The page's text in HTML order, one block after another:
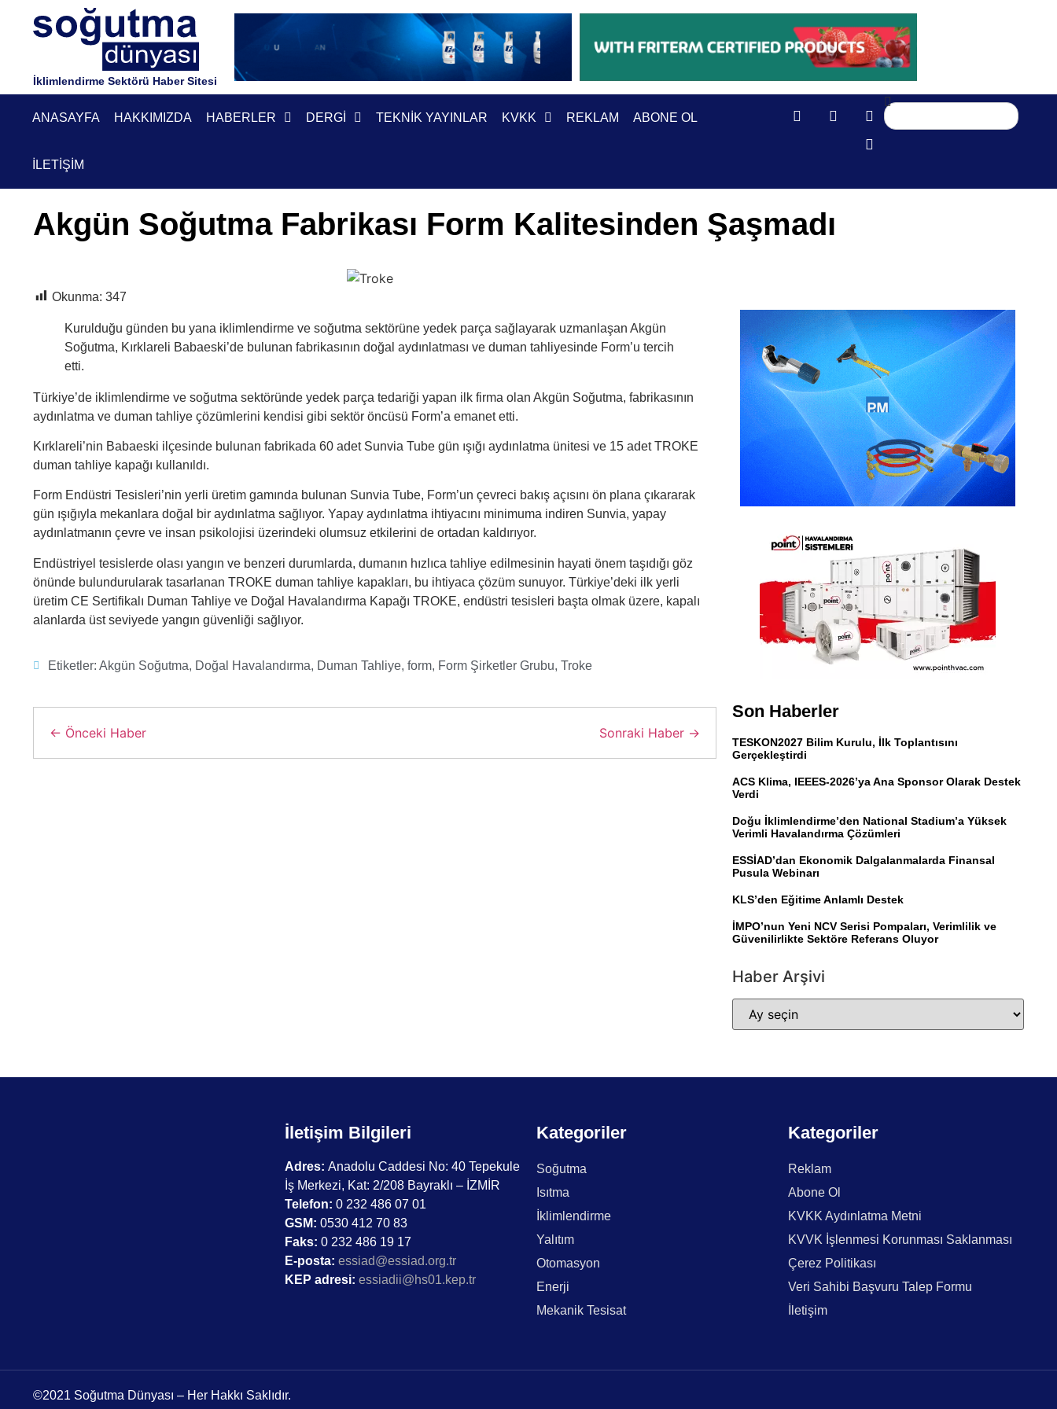
İklimlendirme Sektörü Haber Sitesi
ANASAYFA HAKKIMIZDA HABERLER DERGI TEKNIK YAYINLAR KVKK REKLAM ABONE OL
İLETIŞIM
Akgün Soğutma Fabrikası Form Kalitesinden Şaşmadı
Okunma: 347
Kurulduğu günden bu yana iklimlendirme ve soğutma sektörüne yedek parça sağlayarak uzmanlaşan Akgün
Soğutma, Kırklareli Babaeski’de bulunan fabrikasının doğal aydınlatması ve duman tahliyesinde Form’u tercih
etti.
Türkiye’de iklimlendirme ve soğutma sektöründe yedek parça tedariği yapan ilk firma olan Akgün Soğutma, fabrikasının
aydınlatma ve duman tahliye çözümlerini kendisi gibi sektör öncüsü Form’a emanet etti.
Kırklareli’nin Babaeski ilçesinde bulunan fabrikada 60 adet Sunvia Tube gün ışığı aydınlatma ünitesi ve 15 adet TROKE
duman tahliye kapağı kullanıldı.
Form Endüstri Tesisleri’nin yerli üretim gamında bulunan Sunvia Tube, Form’un çevreci bakış açısını ön plana çıkararak
gün ışığıyla mekanlara doğal bir aydınlatma sağlıyor. Yapay aydınlatma ihtiyacını minimuma indiren Sunvia, yapay
aydınlatmanın çevre ve insan psikolojisi üzerindeki olumsuz etkilerini de ortadan kaldırıyor.
Endüstriyel tesislerde olası yangın ve benzeri durumlarda, dumanın hızlıca tahliye edilmesinin hayati önem taşıdığı göz
önünde bulundurularak tasarlanan TROKE duman tahliye kapakları, bu ihtiyaca çözüm sunuyor. Türkiye’deki ilk yerli
üretim CE Sertifikalı Duman Tahliye ve Doğal Havalandırma Kapağı TROKE, endüstri tesisleri başta olmak üzere, kapalı
alanlarda üst seviyede yangın güvenliği sağlıyor.
Etiketler: Akgün Soğutma, Doğal Havalandırma, Duman Tahliye, form, Form Şirketler Grubu, Troke
← Önceki Haber Sonraki Haber →
Son Haberler
TESKON2027 Bilim Kurulu, İlk Toplantısını
Gerçekleştirdi
ACS Klima, IEEES-2026’ya Ana Sponsor Olarak Destek
Verdi
Doğu İklimlendirme’den National Stadium’a Yüksek
Verimli Havalandırma Çözümleri
ESSİAD’dan Ekonomik Dalgalanmalarda Finansal
Pusula Webinarı
KLS’den Eğitime Anlamlı Destek
İMPO’nun Yeni NCV Serisi Pompaları, Verimlilik ve
Güvenilirlikte Sektöre Referans Oluyor
Haber Arşivi
İletişim Bilgileri
Adres: Anadolu Caddesi No: 40 Tepekule
İş Merkezi, Kat: 2/208 Bayraklı – İZMİR
Telefon: 0 232 486 07 01
GSM: 0530 412 70 83
Faks: 0 232 486 19 17
E-posta: essiad@essiad.org.tr
KEP adresi: essiadii@hs01.kep.tr
Kategoriler
Soğutma
Isıtma
İklimlendirme
Yalıtım
Otomasyon
Enerji
Mekanik Tesisat
Kategoriler
Reklam
Abone Ol
KVKK Aydınlatma Metni
KVVK İşlenmesi Korunması Saklanması
Çerez Politikası
Veri Sahibi Başvuru Talep Formu
İletişim
©2021 Soğutma Dünyası – Her Hakkı Saklıdır.